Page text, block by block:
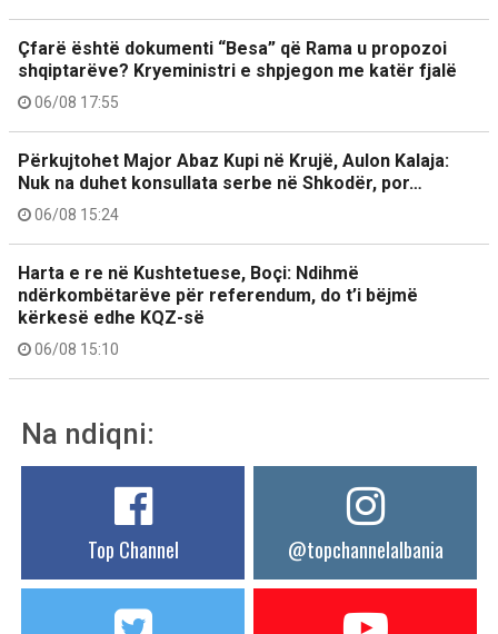
Çfarë është dokumenti “Besa” që Rama u propozoi
shqiptarëve? Kryeministri e shpjegon me katër fjalë
06/08 17:55
Përkujtohet Major Abaz Kupi në Krujë, Aulon Kalaja:
Nuk na duhet konsullata serbe në Shkodër, por…
06/08 15:24
Harta e re në Kushtetuese, Boçi: Ndihmë
ndërkombëtarëve për referendum, do t’i bëjmë
kërkesë edhe KQZ-së
06/08 15:10
Na ndiqni:
Top Channel @topchannelalbania